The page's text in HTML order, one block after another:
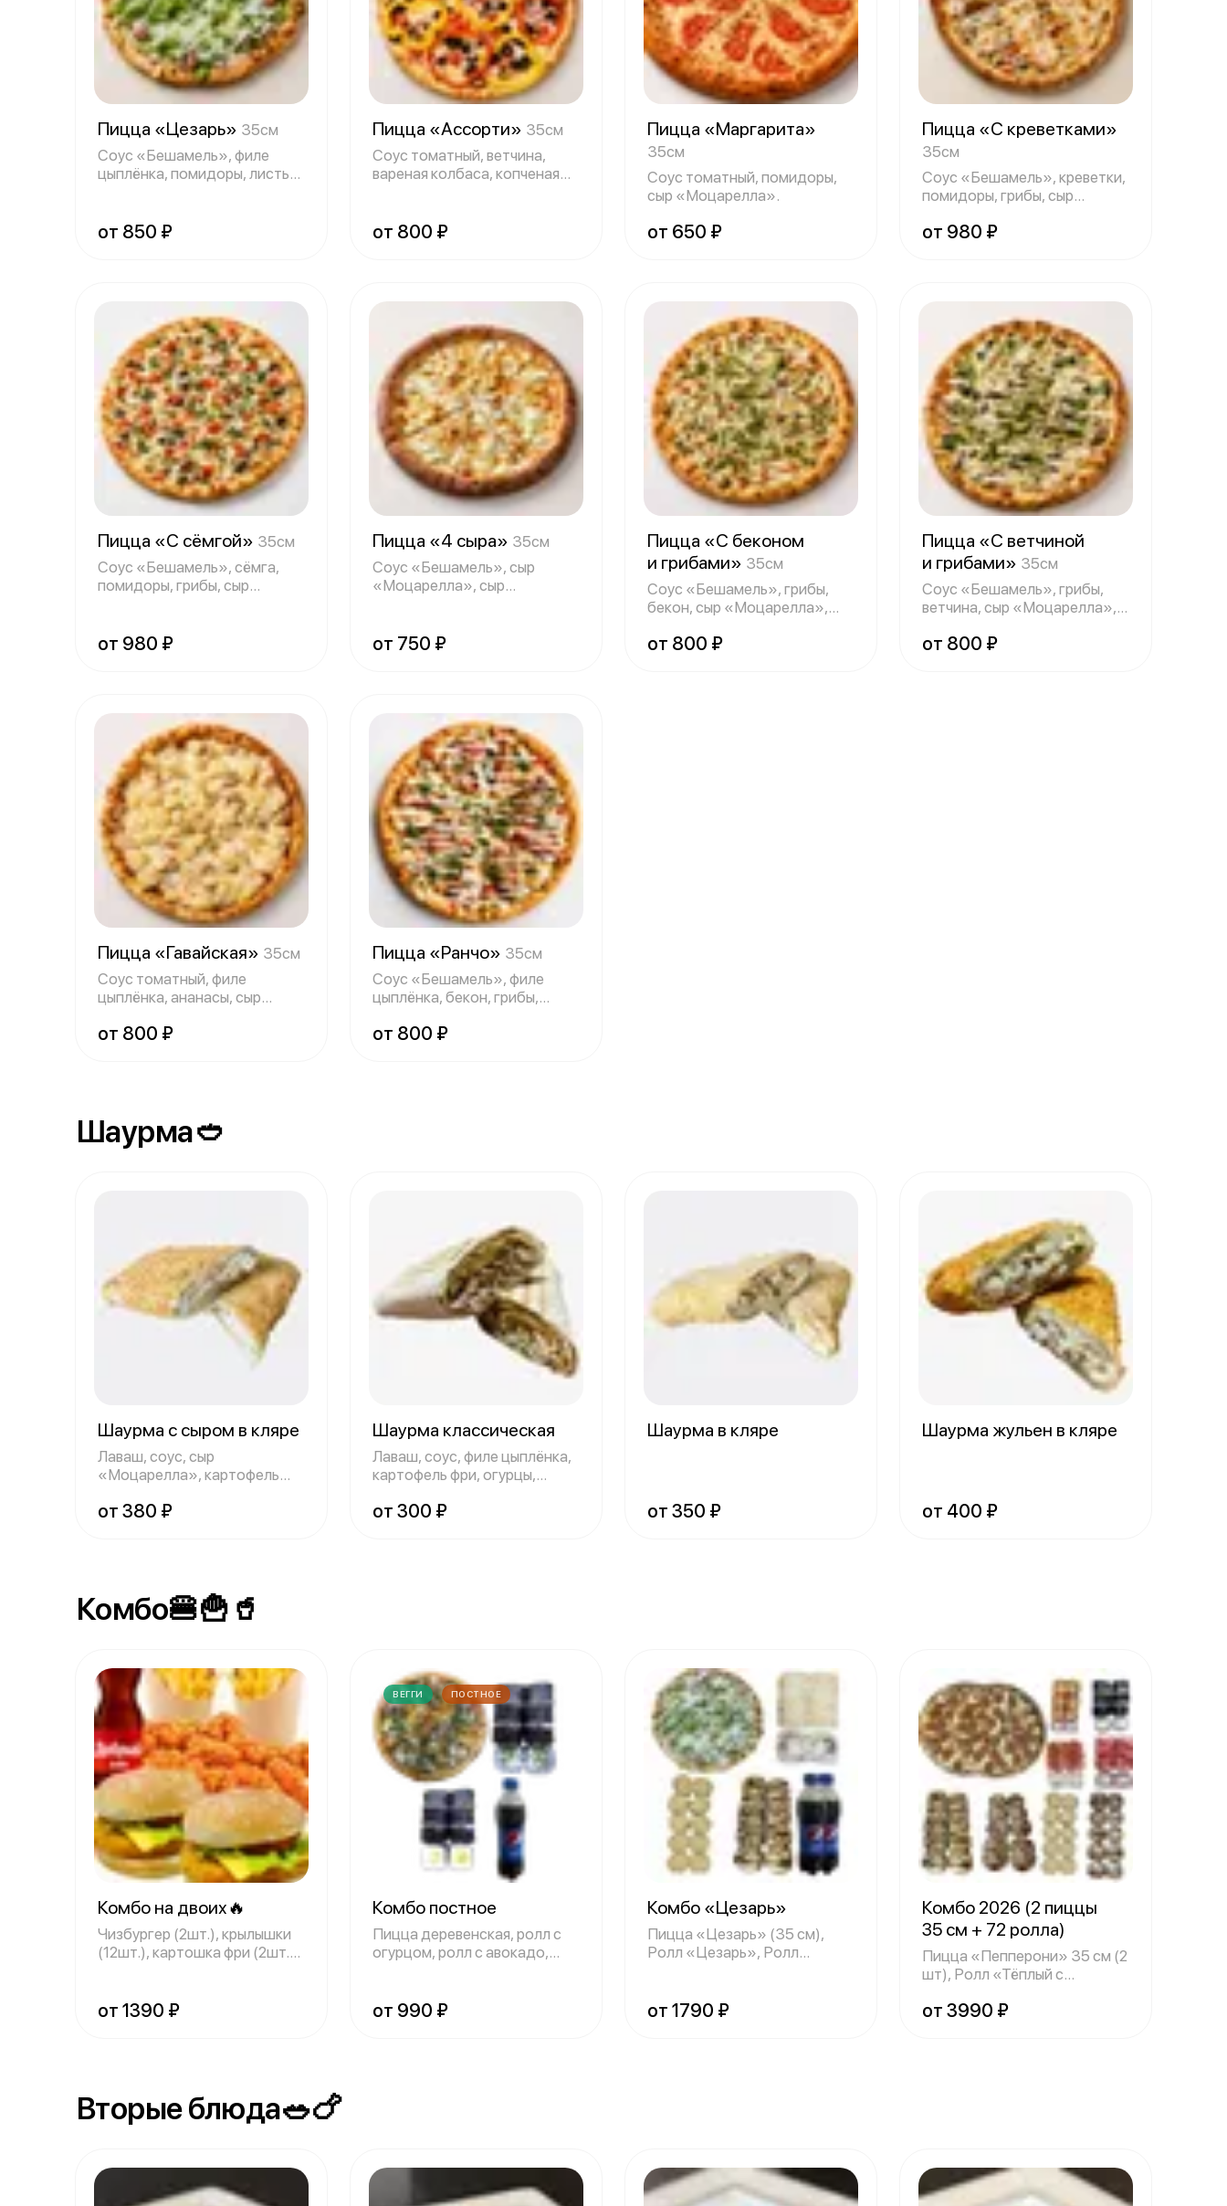
Пицца «Цезарь» 35см
Соус «Бешамель», филе
цыплёнка, помидоры, листья
от 850 ₽
Пицца «Ассорти» 35см
Соус томатный, ветчина,
вареная колбаса, копченая
от 800 ₽
Пицца «Маргарита»
35см
Соус томатный, помидоры,
сыр «Моцарелла».
от 650 ₽
Пицца «С креветками»
35см
Соус «Бешамель», креветки,
помидоры, грибы, сыр
от 980 ₽
Пицца «С сёмгой» 35см
Соус «Бешамель», сёмга,
помидоры, грибы, сыр
от 980 ₽
Пицца «4 сыра» 35см
Соус «Бешамель», сыр
«Моцарелла», сыр
от 750 ₽
Пицца «С беконом
и грибами» 35см
Соус «Бешамель», грибы,
бекон, сыр «Моцарелла»,
от 800 ₽
Пицца «С ветчиной
и грибами» 35см
Соус «Бешамель», грибы,
ветчина, сыр «Моцарелла»,
от 800 ₽
Пицца «Гавайская» 35см
Соус томатный, филе
цыплёнка, ананасы, сыр
от 800 ₽
Пицца «Ранчо» 35см
Соус «Бешамель», филе
цыплёнка, бекон, грибы,
от 800 ₽
Шаурма🥙
Шаурма с сыром в кляре
Лаваш, соус, сыр
«Моцарелла», картофель
от 380 ₽
Шаурма классическая
Лаваш, соус, филе цыплёнка,
картофель фри, огурцы,
от 300 ₽
Шаурма в кляре
от 350 ₽
Шаурма жульен в кляре
от 400 ₽
Комбо🍔🍟🥤
Комбо на двоих🔥
Чизбургер (2шт.), крылышки
(12шт.), картошка фри (2шт.),
от 1390 ₽
ВЕГГИ ПОСТНОЕ
Комбо постное
Пицца деревенская, ролл с
огурцом, ролл с авокадо,
от 990 ₽
Комбо «Цезарь»
Пицца «Цезарь» (35 см),
Ролл «Цезарь», Ролл
от 1790 ₽
Комбо 2026 (2 пиццы
35 см + 72 ролла)
Пицца «Пепперони» 35 см (2
шт), Ролл «Тёплый с
от 3990 ₽
Вторые блюда🥗🍗